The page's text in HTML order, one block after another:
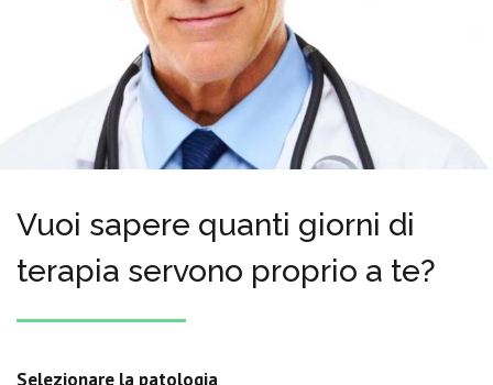
Vuoi sapere quanti giorni di
terapia servono proprio a te?
Selezionare la patologia